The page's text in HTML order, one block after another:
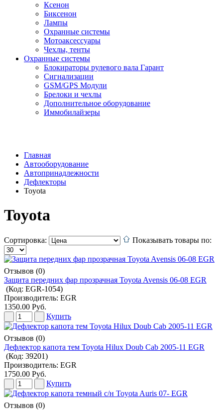
Ксенон
Биксенон
Лампы
Охранные системы
Мотоаксессуары
Чехлы, тенты
Охранные системы
Блокираторы рулевого вала Гарант
Сигнализации
GSM/GPS Модули
Брелоки и чехлы
Дополнительное оборудование
Иммобилайзеры
Главная
Автооборудование
Автопринадлежности
Дефлекторы
Toyota
Toyota
Сортировка: Показывать товары по:
Отзывов (0)
Защита передних фар прозрачная Toyota Avensis 06-08 EGR
(Код: EGR-1054)
Производитель: EGR
1350.00 Руб.
Купить
Отзывов (0)
Дефлектор капота тем Toyota Hilux Doub Cab 2005-11 EGR
(Код: 39201)
Производитель: EGR
1750.00 Руб.
Купить
Отзывов (0)